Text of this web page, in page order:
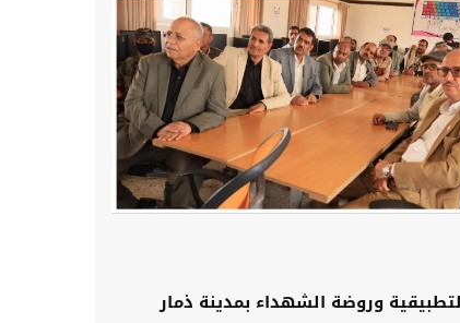
وروضة الشهداء بمدينة ذمار